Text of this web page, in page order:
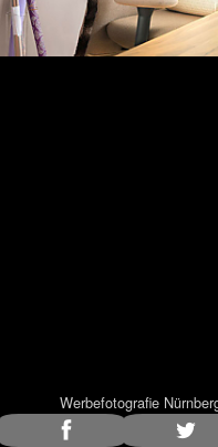
Werbefotografie